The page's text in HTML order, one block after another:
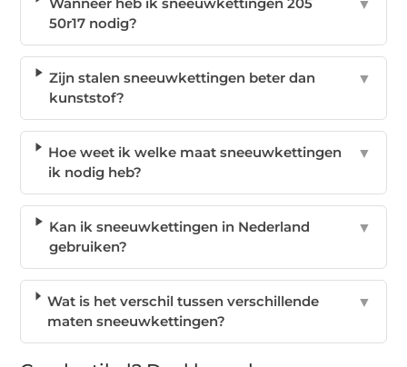
50r17 nodig?
▼
Zijn stalen sneeuwkettingen beter dan
kunststof?
▼
Hoe weet ik welke maat sneeuwkettingen
ik nodig heb?
▼
Kan ik sneeuwkettingen in Nederland
gebruiken?
▼
Wat is het verschil tussen verschillende
maten sneeuwkettingen?
▼